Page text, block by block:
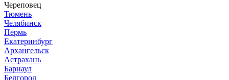
Череповец
Тюмень
Челябинск
Пермь
Екатеринбург
Архангельск
Астрахань
Барнаул
Белгород